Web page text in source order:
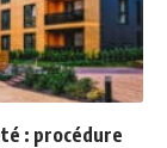
: procédure